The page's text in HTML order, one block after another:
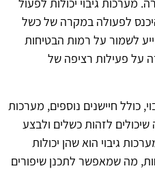
מערכות גיבוי יכולות לפעול
לפעולה במקרה של כשל
לשמור על רמות הבטיחות
על פעילות רציפה של
כולל חיישנים נוספים, מערכות
לזהות כשלים ולבצע
גיבוי הוא שהן יכולות
מה שמאפשר לתכנן שיפורים